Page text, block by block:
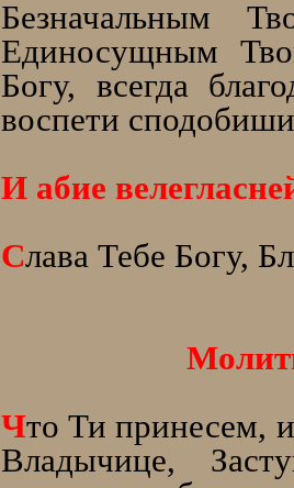
Безначaльным
Единосyщным
Богу, всегда
воспети
И абие
Слaва Тебе Богу,
Что Ти принесeм,
Владычице,